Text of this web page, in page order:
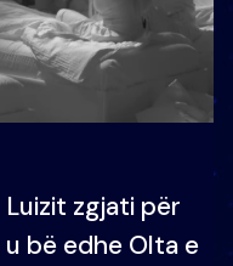
zgjati për
bë edhe Olta e